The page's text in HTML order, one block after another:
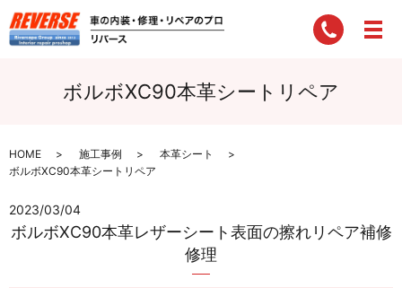
ボルボXC90本革シートリペア
HOME 施工事例
本革シート
ボルボXC90本革シートリペア
2023/03/04
ボルボXC90本革レザーシート表面の擦れリペア補修
修理